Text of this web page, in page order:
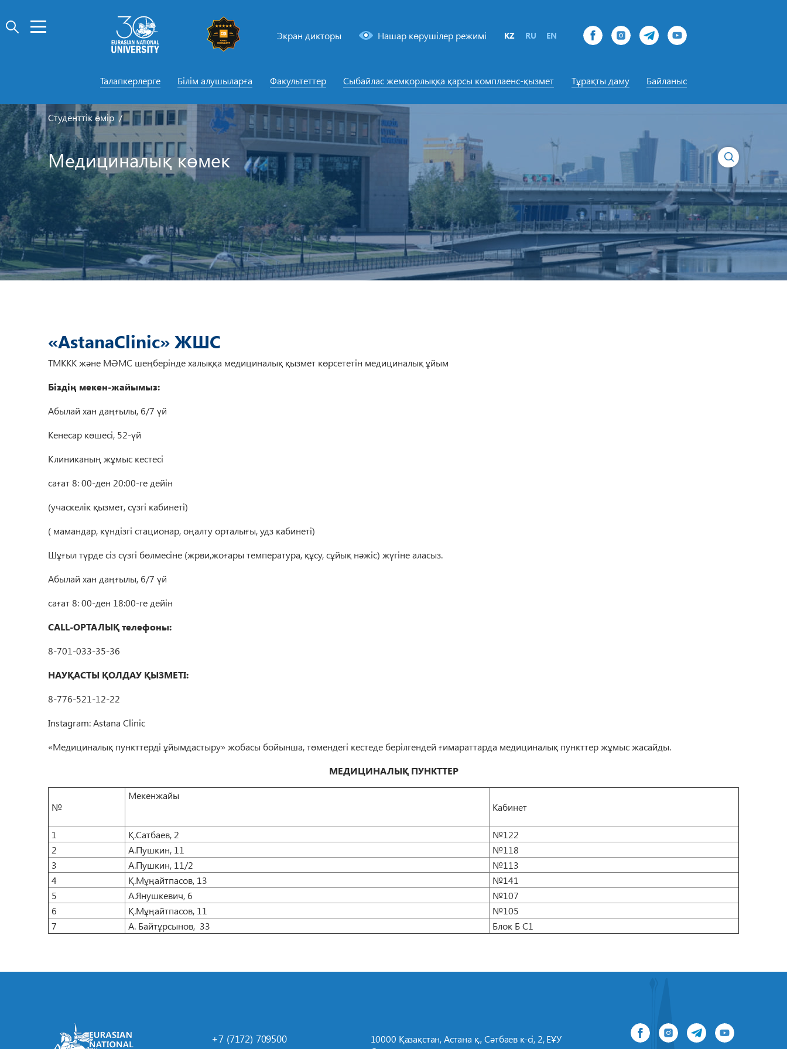
Экран дикторы Нашар көрушілер режимі KZ RU EN
Талапкерлерге Білім алушыларға Факультеттер Сыбайлас жемқорлыққа қарсы комплаенс-қызмет Тұрақты даму Байланыс
Студенттік өмір
Медициналық көмек
«AstanaClinic» ЖШС
ТМККК және МӘМС шеңберінде халыққа медициналық қызмет көрсететін медициналық ұйым
Біздің мекен-жайымыз:
Абылай хан даңғылы, 6/7 үй
Кенесар көшесі, 52-үй
Клиниканың жұмыс кестесі
сағат 8: 00-ден 20:00-ге дейін
(учаскелік қызмет, сүзгі кабинеті)
( мамандар, күндізгі стационар, оңалту орталығы, удз кабинеті)
Шұғыл түрде сіз сүзгі бөлмесіне (жрви,жоғары температура, құсу, сұйық нәжіс) жүгіне аласыз.
Абылай хан даңғылы, 6/7 үй
сағат 8: 00-ден 18:00-ге дейін
CALL-ОРТАЛЫҚ телефоны:
8-701-033-35-36
НАУҚАСТЫ ҚОЛДАУ ҚЫЗМЕТІ:
8-776-521-12-22
Instagram: Astana Clinic
«Медициналық пункттерді ұйымдастыру»жобасы бойынша,төмендегі кестеде берілгендей ғимараттарда медициналық пункттер жұмыс жасайды.
МЕДИЦИНАЛЫҚ ПУНКТТЕР
№
Мекенжайы
Кабинет
1 Қ.Сатбаев, 2
№122
2
А.Пушкин, 11
№118
3
А.Пушкин, 11/2
№113
4
Қ.Мұңайтпасов, 13
№141
5
А.Янушкевич, 6
№107
6
Қ.Мұңайтпасов, 11
№105
7
А. Байтұрсынов, 33 Блок Б С1
+7 (7172) 709500
10000 Қазақстан, Астана қ., Сәтбаев к-сі, 2, ЕҰУ